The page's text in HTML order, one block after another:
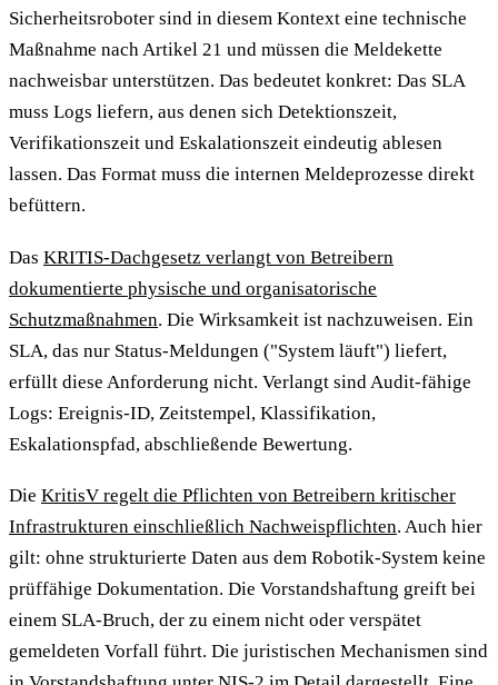
Sicherheitsroboter sind in diesem Kontext eine technische
Maßnahme nach Artikel 21 und müssen die Meldekette
nachweisbar unterstützen. Das bedeutet konkret: Das SLA
muss Logs liefern, aus denen sich Detektionszeit,
Verifikationszeit und Eskalationszeit eindeutig ablesen
lassen. Das Format muss die internen Meldeprozesse direkt
befüttern.
Das KRITIS-Dachgesetz verlangt von Betreibern
dokumentierte physische und organisatorische
Schutzmaßnahmen. Die Wirksamkeit ist nachzuweisen. Ein
SLA, das nur Status-Meldungen ("System läuft") liefert,
erfüllt diese Anforderung nicht. Verlangt sind Audit-fähige
Logs: Ereignis-ID, Zeitstempel, Klassifikation,
Eskalationspfad, abschließende Bewertung.
Die KritisV regelt die Pflichten von Betreibern kritischer
Infrastrukturen einschließlich Nachweispflichten. Auch hier
gilt: ohne strukturierte Daten aus dem Robotik-System keine
prüffähige Dokumentation. Die Vorstandshaftung greift bei
einem SLA-Bruch, der zu einem nicht oder verspätet
gemeldeten Vorfall führt. Die juristischen Mechanismen sind